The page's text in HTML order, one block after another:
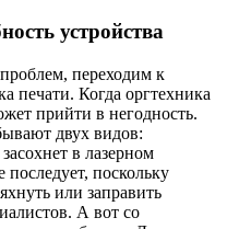
устройства
переходим к
печати. Когда оргтехника
прийти в негодность.
двух видов:
в лазерном
поскольку
или заправить
А вот со